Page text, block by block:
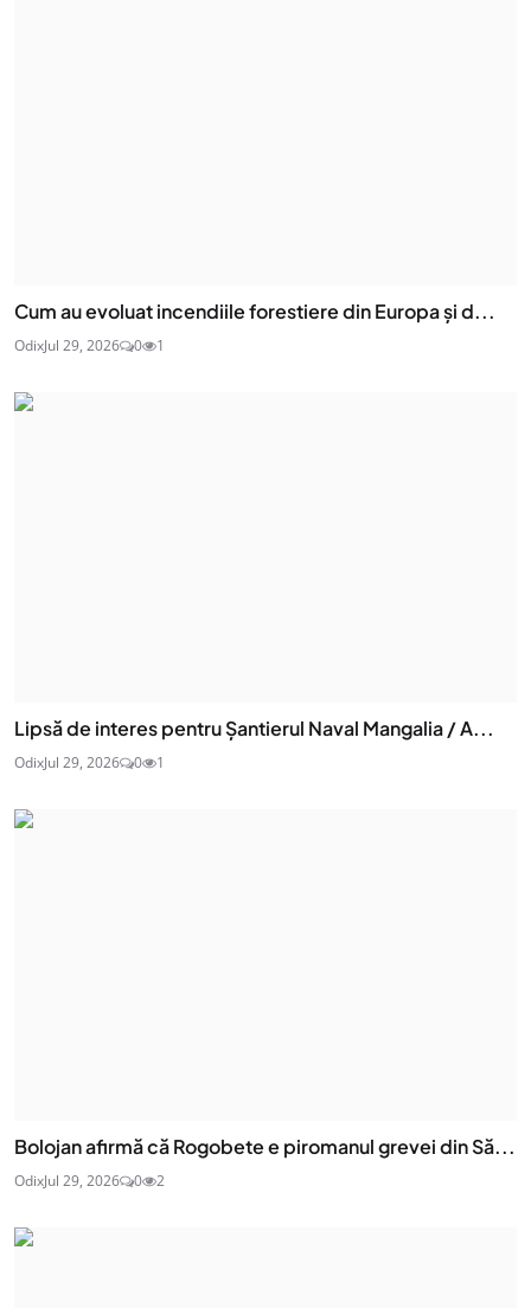
Cum au evoluat incendiile forestiere din Europa și d...
OdixJul 29, 2026 0 1
Lipsă de interes pentru Șantierul Naval Mangalia / A...
OdixJul 29, 2026 0 1
Bolojan afirmă că Rogobete e piromanul grevei din Să...
OdixJul 29, 2026 0 2